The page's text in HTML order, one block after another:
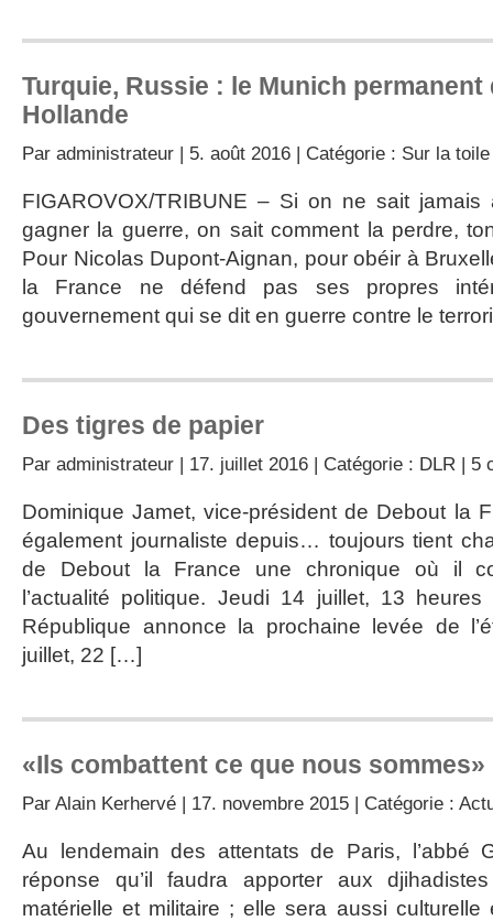
Turquie, Russie : le Munich permanent
Hollande
Par administrateur | 5. août 2016 | Catégorie : Sur la toile
FIGAROVOX/TRIBUNE – Si on ne sait jamais
gagner la guerre, on sait comment la perdre,
Pour Nicolas Dupont-Aignan, pour obéir à
la France ne défend pas ses propres
gouvernement qui se dit en guerre contre le
Des tigres de papier
Par administrateur | 17. juillet 2016 | Catégorie : DLR | 5
Dominique Jamet, vice-président de Debout la
également journaliste depuis… toujours tient
de Debout la France une chronique où il
l’actualité politique. Jeudi 14 juillet, 13
République annonce la prochaine levée de
juillet, 22 […]
«Ils combattent ce que nous sommes»
Par Alain Kerhervé | 17. novembre 2015 | Catégorie :
Au lendemain des attentats de Paris, l’abbé
réponse qu’il faudra apporter aux
matérielle et militaire ; elle sera aussi culturelle